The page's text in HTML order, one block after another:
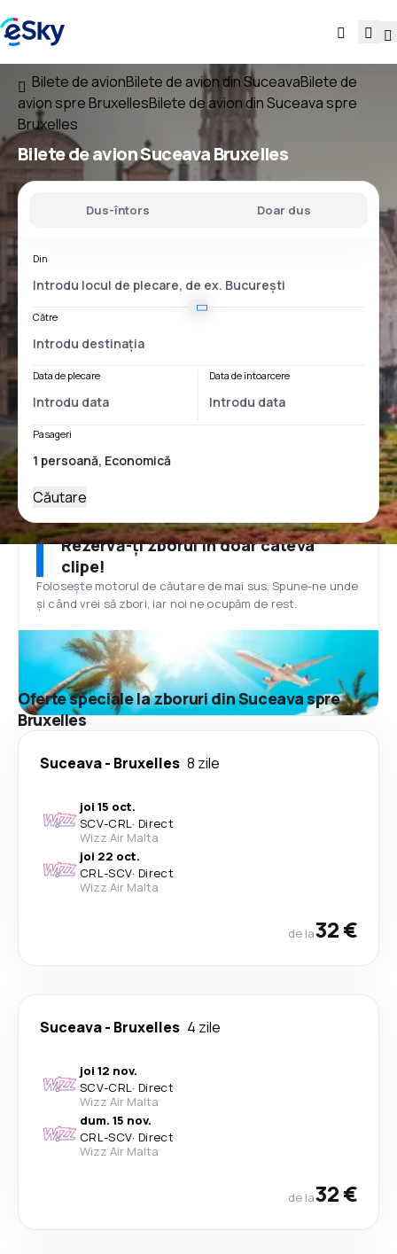
Bilete de avionBilete de avion din SuceavaBilete de
avion spre BruxellesBilete de avion din Suceava spre
Bruxelles
Bilete de avionSuceava Bruxelles
Dus-întors Doar dus
Din
Către
Data de plecare Data de întoarcere
Pasageri
Căutare
Rezervă-ți zborul în doar câteva
clipe!
Folosește motorul de căutare de mai sus. Spune-ne unde
și când vrei să zbori, iar noi ne ocupăm de rest.
Oferte speciale la zboruri din Suceava spre
Bruxelles
Suceava- Bruxelles 8 zile
joi 15 oct.
SCV-CRL· Direct
Wizz Air Malta
joi 22 oct.
CRL-SCV· Direct
Wizz Air Malta
de la32 €
Suceava- Bruxelles 4 zile
joi 12 nov.
SCV-CRL· Direct
Wizz Air Malta
dum. 15 nov.
CRL-SCV· Direct
Wizz Air Malta
de la32 €